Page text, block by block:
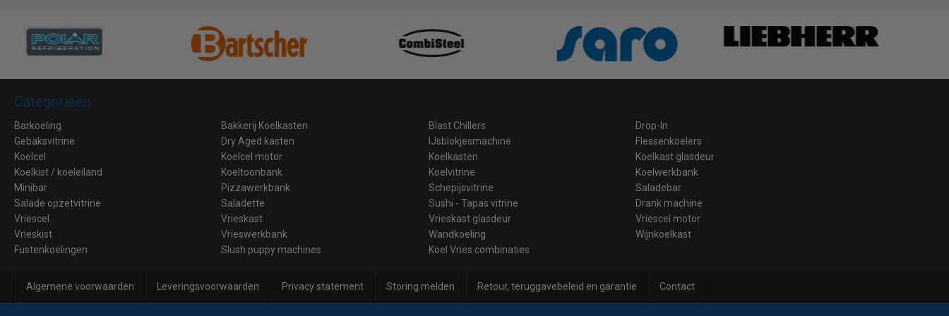
Categorieën
Barkoeling Bakkerij Koelkasten Blast Chillers
Drop-In
Gebaksvitrine
Dry Aged kasten IJsblokjesmachine
Flessenkoelers
Koelcel
Koelcel motor Koelkasten
Koelkast glasdeur
Koelkist / koeleiland
Koeltoonbank Koelvitrine
Koelwerkbank
Minibar
Pizzawerkbank Schepijsvitrine
Saladebar
Salade opzetvitrine
Saladette Sushi - Tapas vitrine
Drank machine
Vriescel
Vrieskast Vrieskast glasdeur
Vriescel motor
Vrieskist
Vrieswerkbank Wandkoeling
Wijnkoelkast
Fustenkoelingen
Slush puppy machines Koel Vries combinaties
Algemene voorwaarden Leveringsvoorwaarden Privacy statement Storing melden Retour, teruggavebeleid en garantie Contact